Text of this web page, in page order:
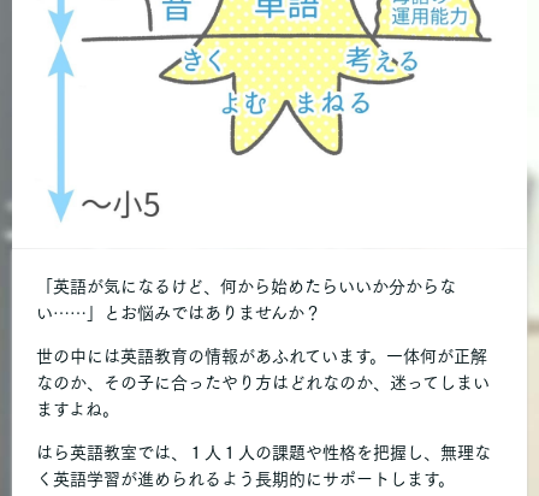
「英語が気になるけど、何から始めたらいいか分からな
い……」とお悩みではありませんか？
世の中には英語教育の情報があふれています。一体何が正解
なのか、その子に合ったやり方はどれなのか、迷ってしまい
ますよね。
はら英語教室では、１人１人の課題や性格を把握し、無理な
く英語学習が進められるよう長期的にサポートします。